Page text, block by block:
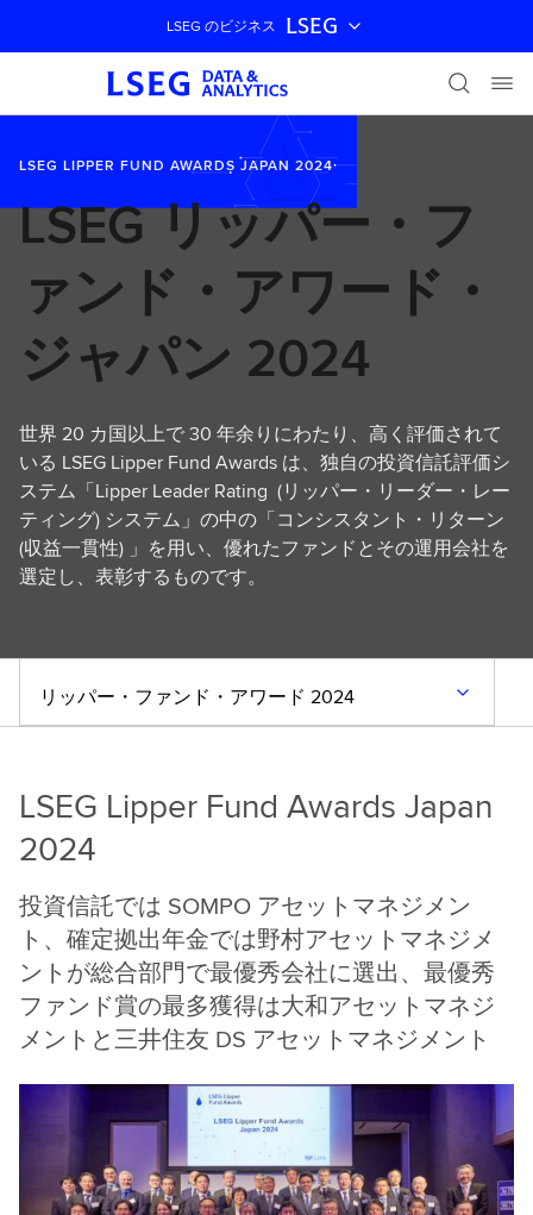
ナビゲーションをスキップ
LSEG のビジネス LSEG
LSEG LIPPER FUND AWARDS JAPAN 2024
LSEG リッパー・フ
ァンド・アワード・
ジャパン 2024
世界 20 カ国以上で 30 年余りにわたり、高く評価されて
いる LSEG Lipper Fund Awards は、独自の投資信託評価シ
ステム「Lipper Leader Rating (リッパー・リーダー・レー
ティング) システム」の中の「コンシスタント・リターン
(収益一貫性) 」を用い、優れたファンドとその運用会社を
選定し、表彰するものです。
リッパー・ファンド・アワード 2024
LSEG Lipper Fund Awards Japan
2024
投資信託では SOMPO アセットマネジメン
ト、確定拠出年金では野村アセットマネジメ
ントが総合部門で最優秀会社に選出、最優秀
ファンド賞の最多獲得は大和アセットマネジ
メントと三井住友 DS アセットマネジメント